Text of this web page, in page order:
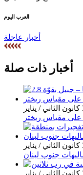
العرب اليوم
أخبار عاجلة
أخبار ذات صلة
جنوب لبنان